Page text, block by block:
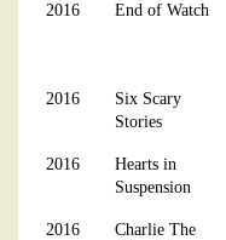
2016 End of Watch
2016
Six Scary
Stories
2016
Hearts in
Suspension
2016
Charlie The